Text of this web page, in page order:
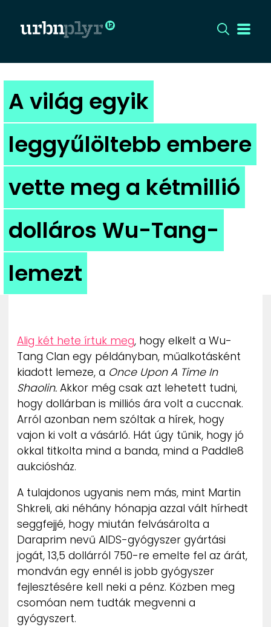
CÍMLAP
DIZÁJN
DIVAT
HIP
KULT
UTCA
PR-ARCHÍVUM
ADATKEZELÉSI TÁJÉKOZTATÓ
A világ egyik
leggyűlöltebb embere
vette meg a kétmillió
dolláros Wu-Tang-
lemezt
Alig két hete írtuk meg, hogy elkelt a Wu-
Tang Clan egy példányban, műalkotásként
kiadott lemeze, a Once Upon A Time In
Shaolin. Akkor még csak azt lehetett tudni,
hogy dollárban is milliós ára volt a cuccnak.
Arról azonban nem szóltak a hírek, hogy
vajon ki volt a vásárló. Hát úgy tűnik, hogy jó
okkal titkolta mind a banda, mind a Paddle8
aukciósház.
A tulajdonos ugyanis nem más, mint Martin
Shkreli, aki néhány hónapja azzal vált hírhedt
seggfejjé, hogy miután felvásárolta a
Daraprim nevű AIDS-gyógyszer gyártási
jogát, 13,5 dollárról 750-re emelte fel az árát,
mondván egy ennél is jobb gyógyszer
fejlesztésére kell neki a pénz. Közben meg
csomóan nem tudták megvenni a
gyógyszert.